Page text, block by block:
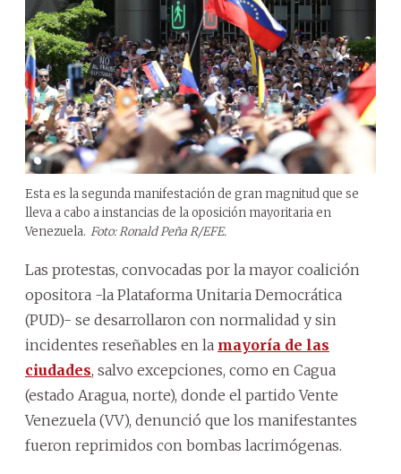
Esta es la segunda manifestación de gran magnitud que se
lleva a cabo a instancias de la oposición mayoritaria en
Venezuela. Foto: Ronald Peña R/EFE.
Las protestas, convocadas por la mayor coalición
opositora -la Plataforma Unitaria Democrática
(PUD)- se desarrollaron con normalidad y sin
incidentes reseñables en la mayoría de las
ciudades, salvo excepciones, como en Cagua
(estado Aragua, norte), donde el partido Vente
Venezuela (VV), denunció que los manifestantes
fueron reprimidos con bombas lacrimógenas.